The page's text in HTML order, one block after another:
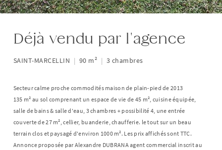
Déjà vendu par l'agence
SAINT-MARCELLIN | 90 m² | 3 chambres
Secteur calme proche commodités maison de plain-pied de 2013
135 m² au sol comprenant un espace de vie de 45 m², cuisine équipée,
salle de bains & salle d'eau, 3 chambres + possibilité 4, une entrée
couverte de 27 m², cellier, buanderie, chaufferie. le tout sur un beau
terrain clos et paysagé d'environ 1000 m². Les prix affichés sont TTC.
Annonce proposée par Alexandre DUBRANA agent commercial inscrit au